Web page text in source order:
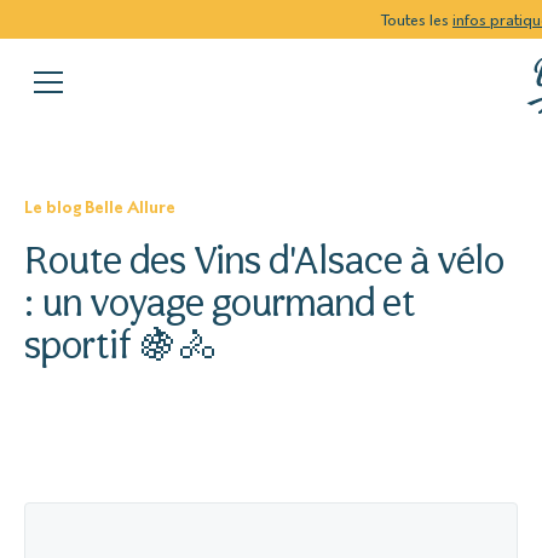
Toutes les infos
Le blog Belle Allure
Route des Vins d'Alsace à vélo
: un voyage gourmand et
sportif 🍇🚴